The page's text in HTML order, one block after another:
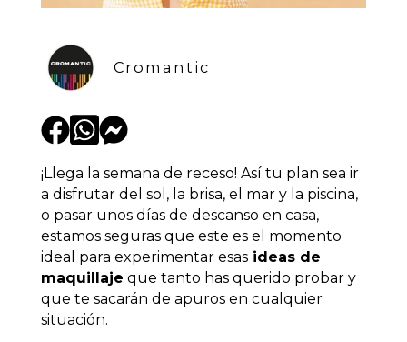
Cromantic
¡Llega la semana de receso! Así tu plan sea ir
a disfrutar del sol, ️ la brisa, el mar y la piscina,
o pasar unos días de descanso en casa,
estamos seguras que este es el momento
ideal para experimentar esas ideas de
maquillaje que tanto has querido probar y
que te sacarán de apuros en cualquier
situación.